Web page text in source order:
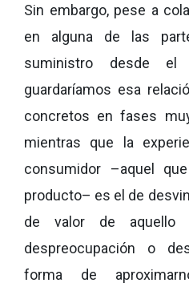
Sin embargo, pese a
en alguna de las
suministro desde
guardaríamos esa
concretos en fases
mientras que la
consumidor –aquel
producto– es el de
de valor de aquello
despreocupación o
forma de